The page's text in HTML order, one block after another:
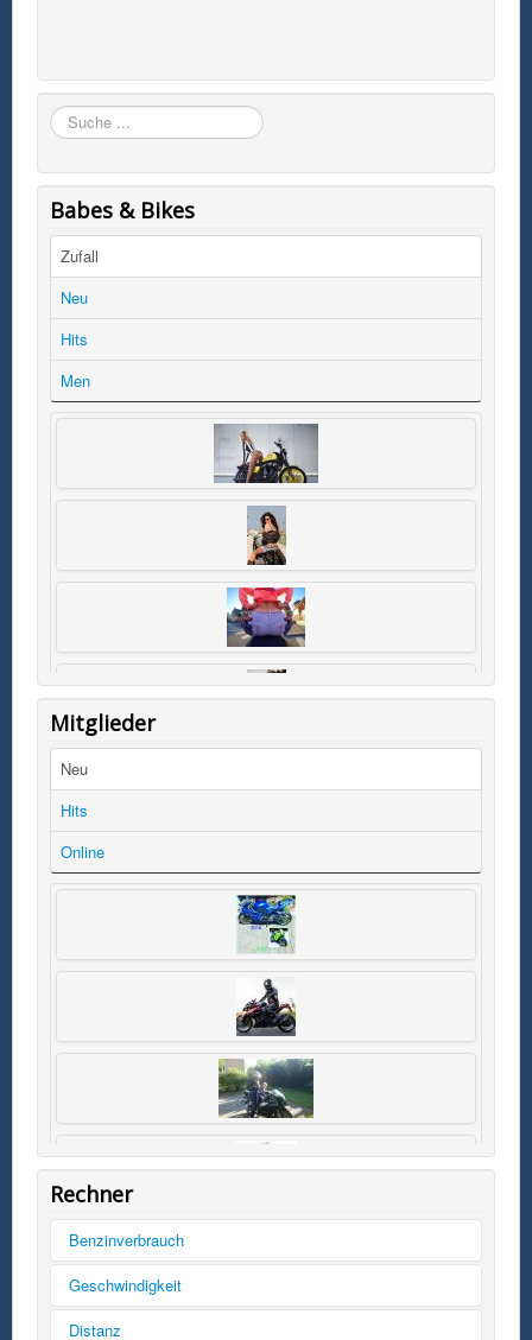
Suchen
Babes & Bikes
Zufall
Neu
Hits
Men
Mitglieder
Neu
Hits
Online
Rechner
Benzinverbrauch
Tankinhalt
Geschwindigkeit
km/h
Distanz